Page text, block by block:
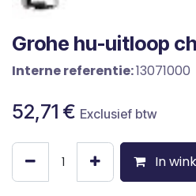
Grohe hu-uitloop
Interne referentie:13071000
52,71 € Exclusief btw
In